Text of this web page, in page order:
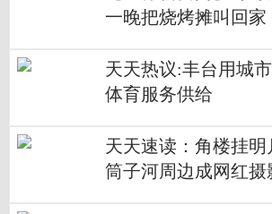
一晚把烧烤摊叫回家
天天热议:丰台用城
体育服务供给
天天速读：角楼挂明
筒子河周边成网红摄